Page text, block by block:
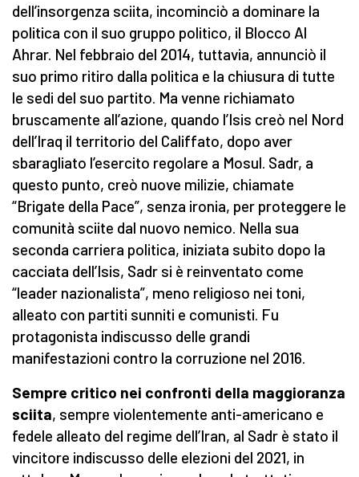
dell’insorgenza sciita, incominciò a dominare la
politica con il suo gruppo politico, il Blocco Al
Ahrar. Nel febbraio del 2014, tuttavia, annunciò il
suo primo ritiro dalla politica e la chiusura di tutte
le sedi del suo partito. Ma venne richiamato
bruscamente all’azione, quando l’Isis creò nel Nord
dell’Iraq il territorio del Califfato, dopo aver
sbaragliato l’esercito regolare a Mosul. Sadr, a
questo punto, creò nuove milizie, chiamate
“Brigate della Pace”, senza ironia, per proteggere le
comunità sciite dal nuovo nemico. Nella sua
seconda carriera politica, iniziata subito dopo la
cacciata dell’Isis, Sadr si è reinventato come
“leader nazionalista”, meno religioso nei toni,
alleato con partiti sunniti e comunisti. Fu
protagonista indiscusso delle grandi
manifestazioni contro la corruzione nel 2016.
Sempre critico nei confronti della maggioranza
sciita, sempre violentemente anti-americano e
fedele alleato del regime dell’Iran, al Sadr è stato il
vincitore indiscusso delle elezioni del 2021, in